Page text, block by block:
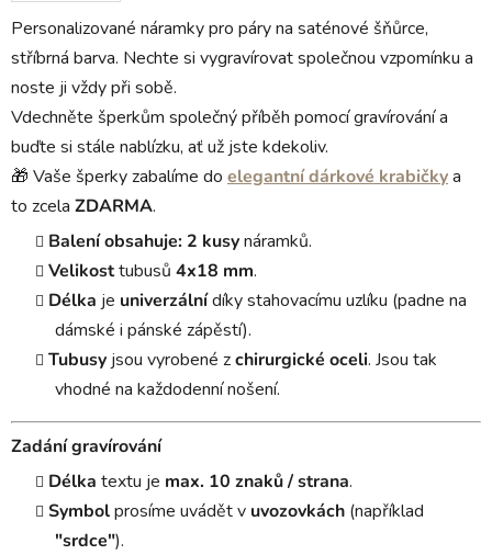
Personalizované náramky pro páry na saténové šňůrce,
stříbrná barva. Nechte si vygravírovat společnou vzpomínku a
noste ji vždy při sobě.
Vdechněte šperkům společný příběh pomocí gravírování a
buďte si stále nablízku, ať už jste kdekoliv.
🎁 Vaše šperky zabalíme do elegantní dárkové krabičkya
to zcela ZDARMA.
Balení obsahuje: 2 kusynáramků.
Velikosttubusů 4x18 mm.
Délka je univerzálnídíky stahovacímu uzlíku (padne na
dámské i pánské zápěstí).
Tubusy jsou vyrobené zchirurgické oceli. Jsou tak
vhodné na každodenní nošení.
Zadání gravírování
Délka textu je max. 10 znaků / strana.
Symbolprosíme uvádět v uvozovkách (například
"srdce").